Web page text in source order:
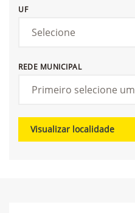
UF
REDE MUNICIPAL
Visualizar localidade